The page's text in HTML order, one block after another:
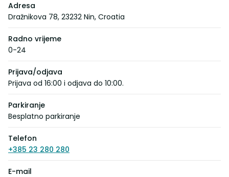
Adresa
Dražnikova 78, 23232 Nin, Croatia
Radno vrijeme
0-24
Prijava/odjava
Prijava od 16:00 i odjava do 10:00.
Parkiranje
Besplatno parkiranje
Telefon
+385 23 280 280
E-mail